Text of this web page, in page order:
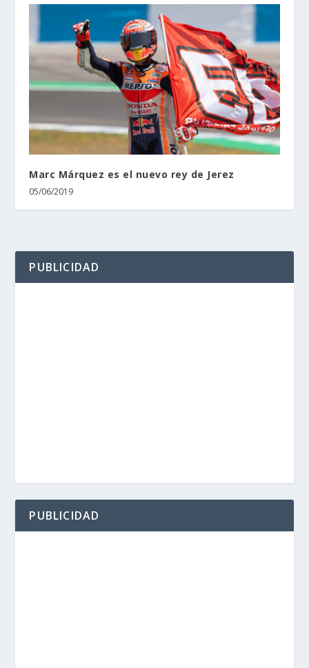
Marc Márquez es el nuevo rey de Jerez
05/06/2019
PUBLICIDAD
PUBLICIDAD